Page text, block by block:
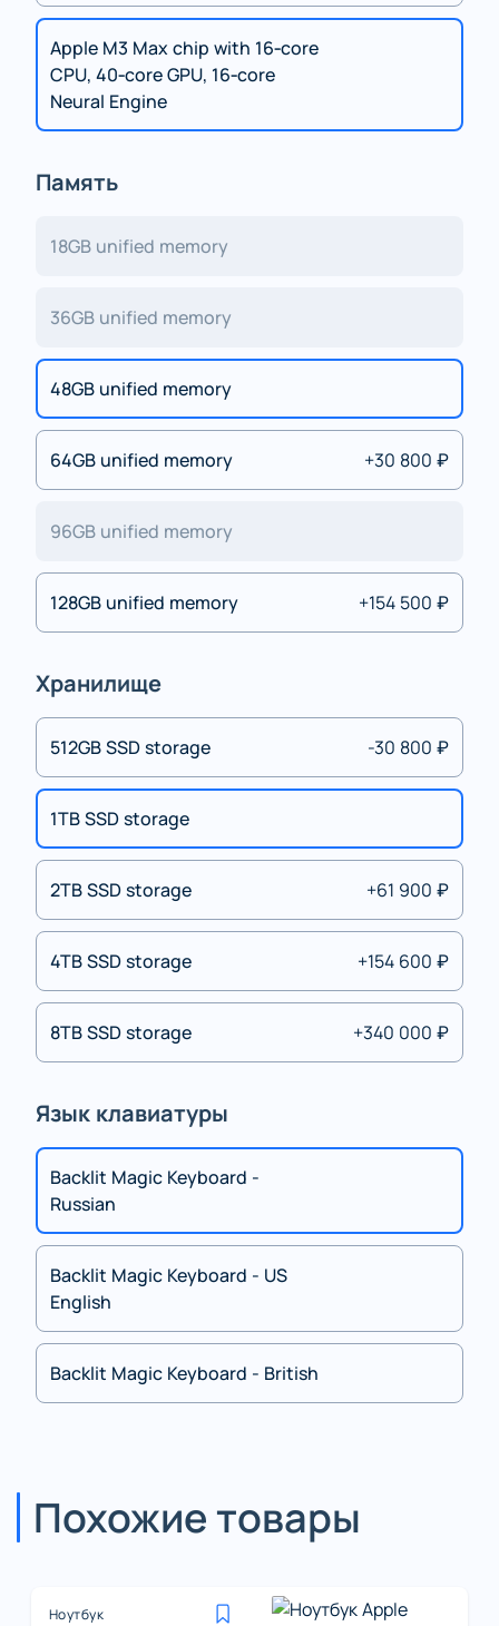
Apple M3 Max chip with 16‑core
CPU, 40‑core GPU, 16‑core
Neural Engine
Память
18GB unified memory
36GB unified memory
48GB unified memory
64GB unified memory +30 800 ₽
96GB unified memory
128GB unified memory +154 500 ₽
Хранилище
512GB SSD storage -30 800 ₽
1TB SSD storage
2TB SSD storage +61 900 ₽
4TB SSD storage +154 600 ₽
8TB SSD storage +340 000 ₽
Язык клавиатуры
Backlit Magic Keyboard -
Russian
Backlit Magic Keyboard - US
English
Backlit Magic Keyboard - British
Похожие товары
Ноутбук